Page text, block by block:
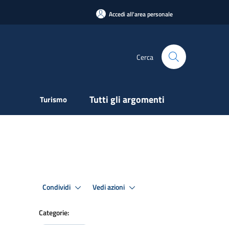
Accedi all'area personale
Cerca
Turismo Tutti gli argomenti
Condividi Vedi azioni
Categorie: